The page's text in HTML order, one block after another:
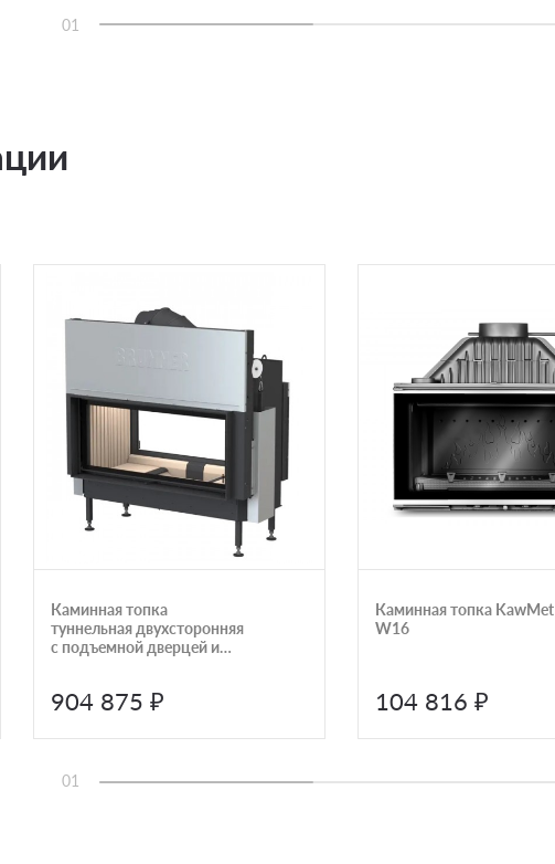
01
Каминная топка
туннельная двухсторонняя
с подъемной дверцей и
ST-DT
904 875 ₽
Каминная топка KawMet
W16
104 816 ₽
01